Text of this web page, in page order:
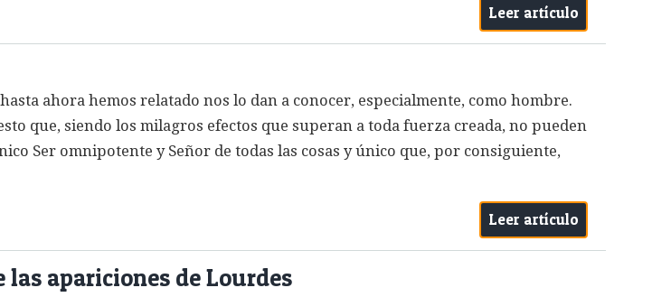
Leer artículo
ahora hemos relatado nos lo dan a conocer, especialmente, como hombre.
que, siendo los milagros efectos que superan a toda fuerza creada, no pueden
Ser omnipotente y Señor de todas las cosas y único que, por consiguiente,
Leer artículo
apariciones de Lourdes